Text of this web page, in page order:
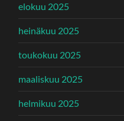
elokuu 2025
heinäkuu 2025
toukokuu 2025
maaliskuu 2025
helmikuu 2025